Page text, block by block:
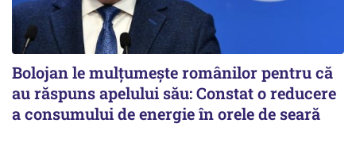
Bolojan le mulțumește românilor pentru că
au răspuns apelului său: Constat o reducere
a consumului de energie în orele de seară